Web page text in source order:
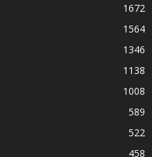
1672
1564
1346
1138
1008
589
522
458